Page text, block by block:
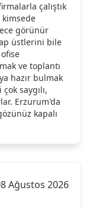
çalıştık
kimsede
görünür
üstlerini bile
ve toplantı
hazır bulmak
saygılı,
Erzurum'da
kapalı
Ağustos 2026